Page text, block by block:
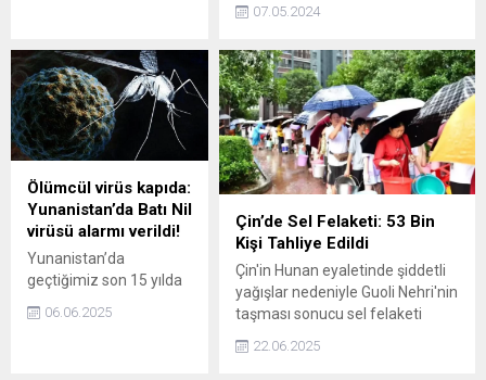
coğrafyada barışı,
terörsüz bir ortamı inşa
etmek, şehitlerimizin ve
gazilerimizin bu
anlamdaki
fedakarlıklarını anlamlı
hale getirip nihayete
erdirmek” dedi.
tutuklandı.
07.05.2024
Ölümcül virüs kapıda:
Yunanistan’da Batı Nil
virüsü alarmı verildi!
Yunanistan’da
geçtiğimiz son 15 yılda
artan Batı Nil vakaları
,2025 yazında da
06.06.2025
Çin’de Sel Felaketi: 53 Bin
Kişi Tahliye Edildi
Çin'in Hunan eyaletinde şiddetli
yağışlar nedeniyle Guoli Nehri'nin
taşması sonucu sel felaketi
nedeniyle Xiangxi Tujia ve Miao
22.06.2025